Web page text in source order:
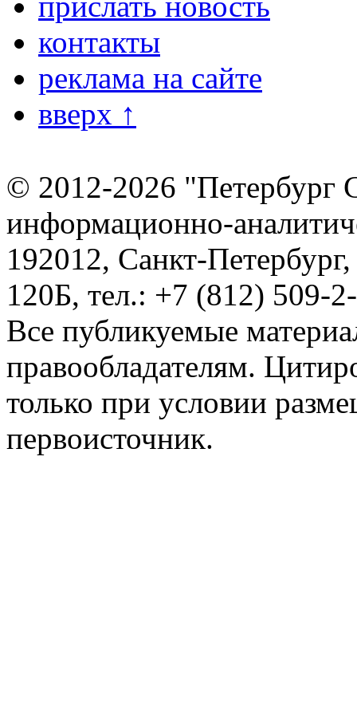
контакты
реклама на сайте
вверх ↑
© 2012-2026 "Петербург
информационно-
192012, Санкт-
120Б, тел.: +7 (812) 509-
Все публикуемые
правообладателям.
только при условии
первоисточник.